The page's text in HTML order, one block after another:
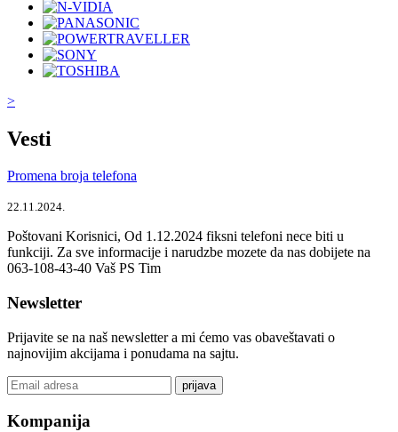
>
Vesti
Promena broja telefona
22.11.2024.
Poštovani Korisnici, Od 1.12.2024 fiksni telefoni nece biti u
funkciji. Za sve informacije i narudzbe mozete da nas dobijete na
063-108-43-40 Vaš PS Tim
Newsletter
Prijavite se na naš newsletter a mi ćemo vas obaveštavati o
najnovijim akcijama i ponudama na sajtu.
prijava
Kompanija